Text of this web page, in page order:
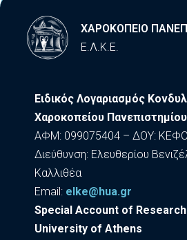
ΧΑΡΟΚΟΠΕΙΟ
Ε.Λ.Κ.Ε.
Ειδικός Λογαριασμός
Χαροκοπείου Πανεπιστημίου
ΑΦΜ: 099075404 – ΔΟΥ:
Διεύθυνση: Ελευθερίου
Καλλιθέα
Εmail: elke@hua.gr
Special Account of
University of Athens